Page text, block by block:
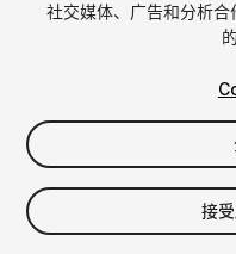
$4.99
增值税将在结算时计算
社交媒体、广告和分析
接